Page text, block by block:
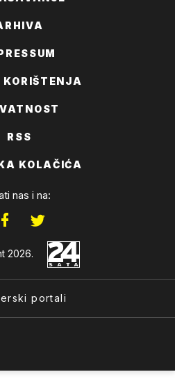
KORIŠTENJA
RSS
KOLAČIĆA
nas i na:
2026.
portali